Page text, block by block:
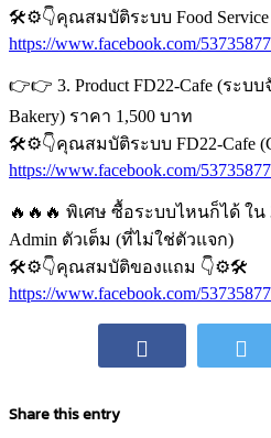
🛠⚙️👇คุณสมบัติระบบ Food
https://www.facebook.com/
👉👉 3. Product FD22-Cafe (ระบ
Bakery) ราคา 1,500 บาท
🛠⚙️👇คุณสมบัติระบบ FD22-Cafe
https://www.facebook.com/
🔥🔥🔥 พิเศษ ซื้อระบบไหนก็ได้ ใน
Admin ตัวเต็ม (ที่ไม่ใช่ตัวแจก)
🛠⚙️👇คุณสมบัติของแถม 👇⚙️🛠
https://www.facebook.com/
Share this entry